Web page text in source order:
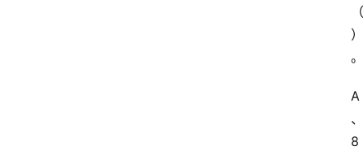
（
）
。
A
、
8